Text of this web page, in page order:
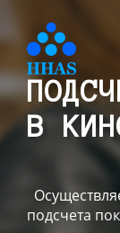
В
подсчета